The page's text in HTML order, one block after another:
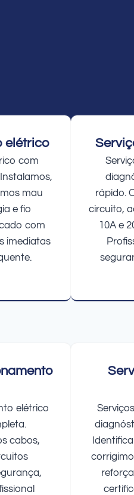
elétrico
com
mau
e fio
com
imediatas
rápido.
circuito,
10A e
elétrico
cabos,